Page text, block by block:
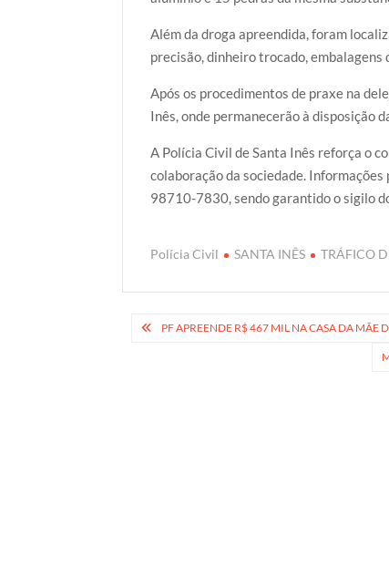
Além da droga apreendida, foram
precisão, dinheiro trocado, embalagens
Após os procedimentos de praxe na
Inês, onde permanecerão à disposição
A Polícia Civil de Santa Inês reforça o
colaboração da sociedade.
98710-7830, sendo garantido o sigilo
Polícia Civil SANTA INÊS TRÁFICO
Navegação
PF APREENDE R$ 467 MIL NA CASA DA MÃE